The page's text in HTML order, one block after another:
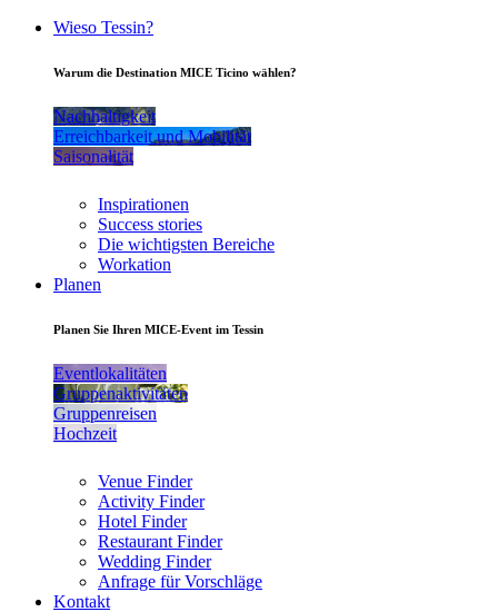
Wieso Tessin?
Warum die Destination MICE Ticino wählen?
Nachhaltigkeit
Erreichbarkeit und Mobilität
Saisonalität
Inspirationen
Success stories
Die wichtigsten Bereiche
Workation
Planen
Planen Sie Ihren MICE-Event im Tessin
Eventlokalitäten
Gruppenaktivitäten
Gruppenreisen
Hochzeit
Venue Finder
Activity Finder
Hotel Finder
Restaurant Finder
Wedding Finder
Anfrage für Vorschläge
Kontakt